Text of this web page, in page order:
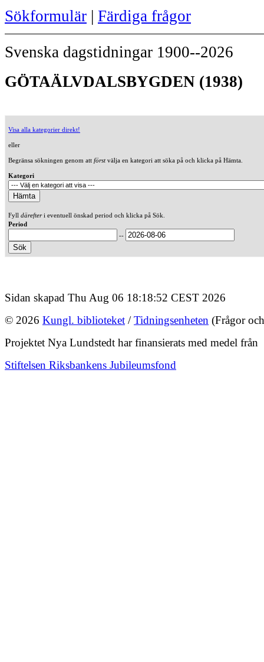
Sökformulär | Färdiga frågor
Svenska dagstidningar 1900--2026
GÖTAÄLVDALSBYGDEN (1938)
Visa alla kategorier direkt!
eller
Begränsa sökningen genom att förstvälja en kategori att söka på och klicka på Hämta.
Kategori
Fyll därefteri eventuell önskad period och klicka på Sök.
Period
--
Sidan skapad Thu Aug 06 18:18:52 CEST 2026
© 2026 Kungl. biblioteket /Tidningsenheten (Frågor
Projektet Nya Lundstedt har finansierats med medel från
Stiftelsen Riksbankens Jubileumsfond